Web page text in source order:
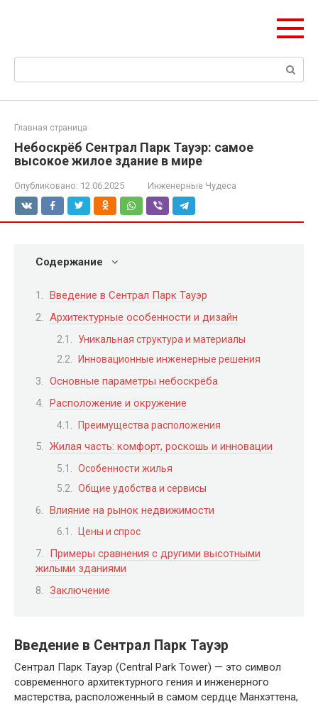
Поиск:
Главная страница
Небоскрёб Сентрал Парк Тауэр: самое
высокое жилое здание в мире
Опубликовано: 12.06.2025 Инженерные Чудеса
Содержание
Введение в Сентрал Парк Тауэр
Архитектурные особенности и дизайн
Уникальная структура и материалы
Инновационные инженерные решения
Основные параметры небоскрёба
Расположение и окружение
Преимущества расположения
Жилая часть: комфорт, роскошь и инновации
Особенности жилья
Общие удобства и сервисы
Влияние на рынок недвижимости
Цены и спрос
Примеры сравнения с другими высотными
жилыми зданиями
Заключение
Введение в Сентрал Парк Тауэр
Сентрал Парк Тауэр (Central Park Tower) — это символ
современного архитектурного гения и инженерного
мастерства, расположенный в самом сердце Манхэттена,